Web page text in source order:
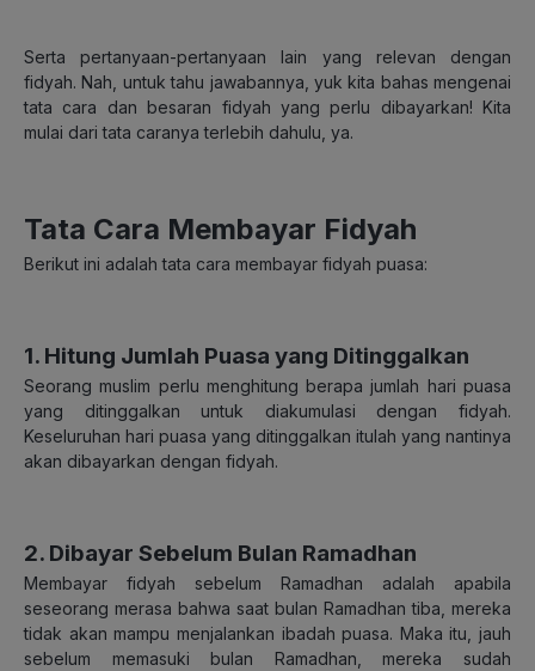
Serta pertanyaan-pertanyaan lain yang relevan dengan
fidyah. Nah, untuk tahu jawabannya, yuk kita bahas mengenai
tata cara dan besaran fidyah yang perlu dibayarkan! Kita
mulai dari tata caranya terlebih dahulu, ya.
Tata Cara Membayar Fidyah
Berikut ini adalah tata cara membayar fidyah puasa:
1. Hitung Jumlah Puasa yang Ditinggalkan
Seorang muslim perlu menghitung berapa jumlah hari puasa
yang ditinggalkan untuk diakumulasi dengan fidyah.
Keseluruhan hari puasa yang ditinggalkan itulah yang nantinya
akan dibayarkan dengan fidyah.
2. Dibayar Sebelum Bulan Ramadhan
Membayar fidyah sebelum Ramadhan adalah apabila
seseorang merasa bahwa saat bulan Ramadhan tiba, mereka
tidak akan mampu menjalankan ibadah puasa. Maka itu, jauh
sebelum memasuki bulan Ramadhan, mereka sudah